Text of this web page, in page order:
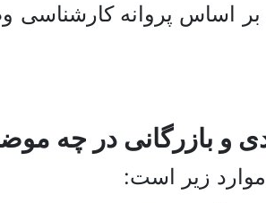
اساس پروانه کارشناسی
بازرگانی در چه
زیر است: